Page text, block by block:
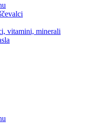
vitamini, minerali